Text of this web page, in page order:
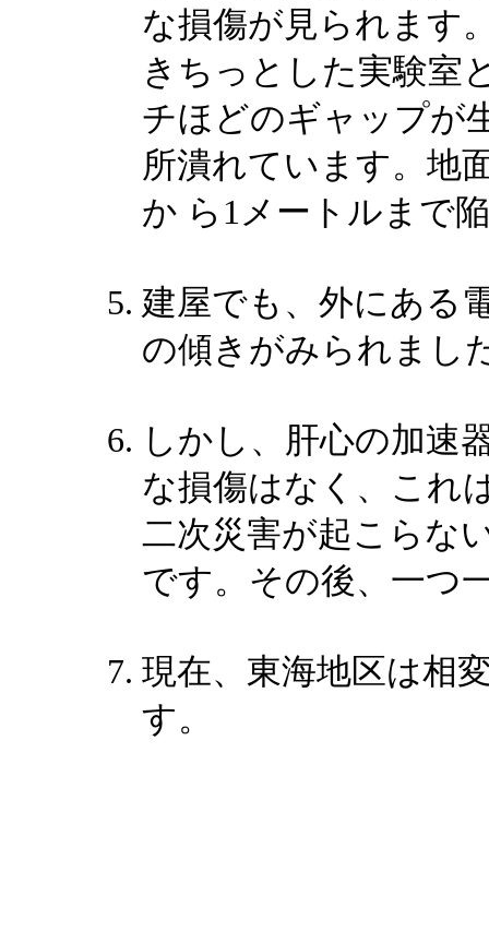
な損傷が見られます
きちっとした実験室
チほどのギャップが
所潰れています。地
か ら1メートルまで
建屋でも、外にある
の傾きがみられまし
しかし、肝心の加速
な損傷はなく、これ
二次災害が起こらな
です。その後、一つ
現在、東海地区は相
す。